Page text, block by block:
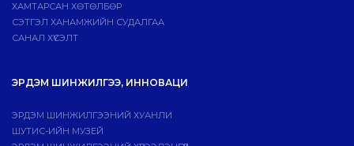
ХАМТАРСАН ХӨТӨЛБӨР
СЭТГЭЛ ХАНАМЖИЙН СУДАЛГАА
САНАЛ ХҮСЭЛТ
ЭРДЭМ ШИНЖИЛГЭЭ, ИННОВАЦИ
ЭРДЭМ ШИНЖИЛГЭЭНИЙ ХУАНЛИ
ШУТИС-ИЙН МУЗЕЙ